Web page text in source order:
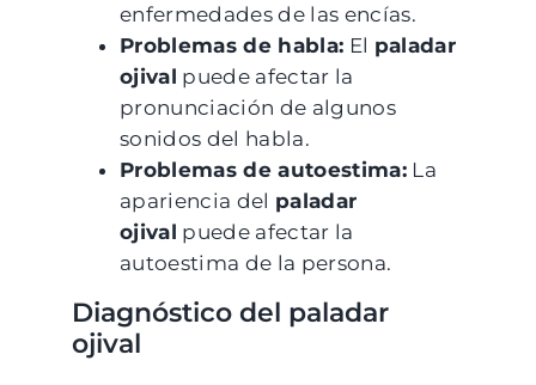
enfermedades de las encías.
Problemas de habla: El paladar
ojival puede afectar la
pronunciación de algunos
sonidos del habla.
Problemas de autoestima: La
apariencia del paladar
ojival puede afectar la
autoestima de la persona.
Diagnóstico del paladar
ojival